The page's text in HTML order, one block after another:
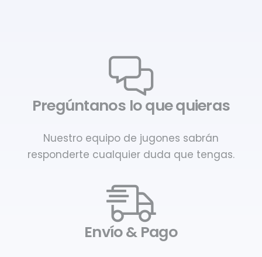
Pregúntanos lo que quieras
Nuestro equipo de jugones sabrán
responderte cualquier duda que tengas.
Envío & Pago